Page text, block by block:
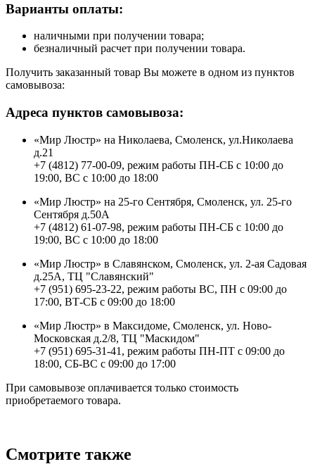
Варианты оплаты:
наличными при получении товара;
безналичный расчет при получении товара.
Получить заказанный товар Вы можете в одном из пунктов
самовывоза:
Адреса пунктов самовывоза:
«Мир Люстр» на Николаева, Смоленск, ул.Николаева
д.21
+7 (4812) 77-00-09, режим работы ПН-СБ с 10:00 до
19:00, ВС с 10:00 до 18:00
«Мир Люстр» на 25-го Сентября, Смоленск, ул. 25-го
Сентября д.50А
+7 (4812) 61-07-98, режим работы ПН-СБ с 10:00 до
19:00, ВС с 10:00 до 18:00
«Мир Люстр» в Славянском, Смоленск, ул. 2-ая Садовая
д.25А, ТЦ "Славянский"
+7 (951) 695-23-22, режим работы ВС, ПН с 09:00 до
17:00, ВТ-СБ с 09:00 до 18:00
«Мир Люстр» в Максидоме, Смоленск, ул. Ново-
Московская д.2/8, ТЦ "Маскидом"
+7 (951) 695-31-41, режим работы ПН-ПТ с 09:00 до
18:00, СБ-ВС с 09:00 до 17:00
При самовывозе оплачивается только стоимость
приобретаемого товара.
Смотрите также